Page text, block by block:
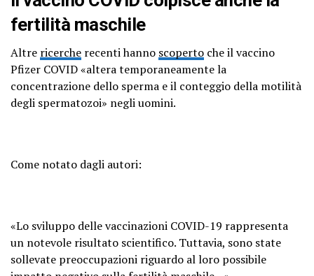
fertilità maschile
Altre ricerche recenti hanno scoperto che il vaccino
Pfizer COVID «altera temporaneamente la
concentrazione dello sperma e il conteggio della motilità
degli spermatozoi» negli uomini.
Come notato dagli autori:
«Lo sviluppo delle vaccinazioni COVID-19 rappresenta
un notevole risultato scientifico. Tuttavia, sono state
sollevate preoccupazioni riguardo al loro possibile